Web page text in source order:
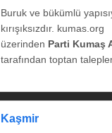
Buruk ve bükümlü
kırışıksızdır. kumas.org
üzerinden Parti Kumaş
tarafından toptan talepler
Kaşmir